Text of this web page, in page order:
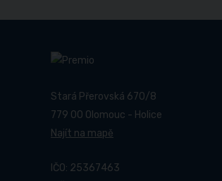
Stará Přerovská 670/8
779 00 Olomouc - Holice
Najít na mapě
IČO: 25367463